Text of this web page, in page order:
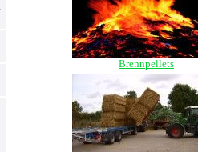
Brennpellets